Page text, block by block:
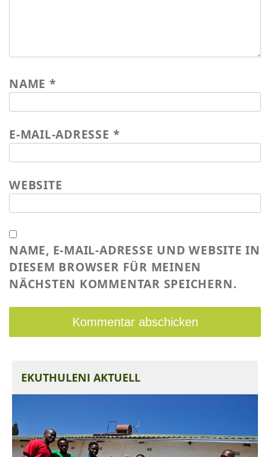
Termine
FOTO GALERIE
Wasser für EKU – Teil 2
Wasser für Ekuthuleni
Arbeitseinsatz_J.Blank 2016
NAME *
E-MAIL-ADRESSE *
WEBSITE
NAME, E-MAIL-ADRESSE UND WEBSITE IN
DIESEM BROWSER FÜR MEINEN
NÄCHSTEN KOMMENTAR SPEICHERN.
EKUTHULENI AKTUELL